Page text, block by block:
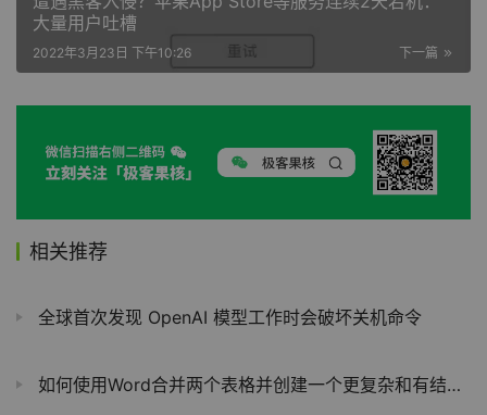
大量用户吐槽
下一篇
2022年3月23日 下午10:26
相关推荐
全球首次发现 OpenAI 模型工作时会破坏关机命令
如何使用Word合并两个表格并创建一个更复杂和有结构的表格